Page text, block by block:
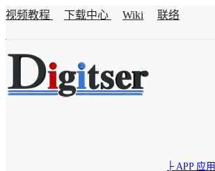
视频教程 下载中心 Wiki
联络
├ APP 应用